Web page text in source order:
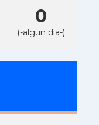
0
(-algun dia-)